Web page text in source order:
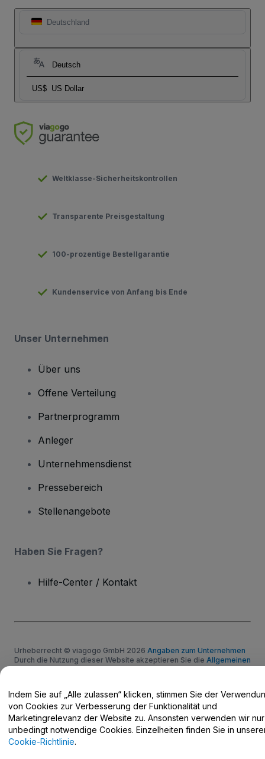
Deutschland
Deutsch
US$ US Dollar
Weltklasse-Sicherheitskontrollen
Transparente Preisgestaltung
100-prozentige Bestellgarantie
Kundenservice von Anfang bis Ende
Unser Unternehmen
Über uns
Offene Verteilung
Partnerprogramm
Anleger
Unternehmensdienst
Pressebereich
Stellenangebote
Haben Sie Fragen?
Hilfe-Center / Kontakt
Urheberrecht © viagogo GmbH 2026 Angaben zum Unternehmen
Durch die Nutzung dieser Website akzeptieren Sie die Allgemeinen
Keine Weitergabe meiner personenbezogenen Daten/Ihre
Datenschutzoptionen
Indem Sie auf „Alle zulassen“ klicken, stimmen Sie der
von Cookies zur Verbesserung der Funktionalität und
Marketingrelevanz der Website zu. Ansonsten verwenden wir nur
unbedingt notwendige Cookies. Einzelheiten finden Sie in
Cookie-Richtlinie.